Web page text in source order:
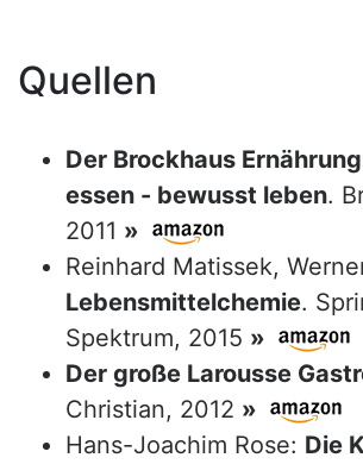
Quellen
Der Brockhaus
essen - bewusst leben.
2011 »
Reinhard Matissek,
Lebensmittelchemie.
Spektrum, 2015 »
Der große Larousse
Christian, 2012 »
Hans-Joachim Rose: Die